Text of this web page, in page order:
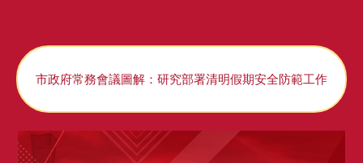
市政府常務會議圖解：研究部署清明假期安全防範工作